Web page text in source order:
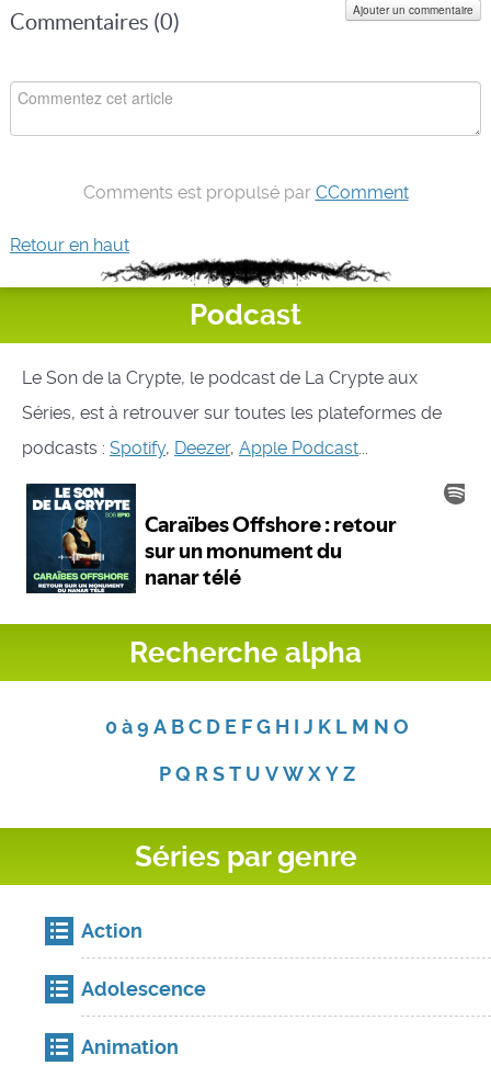
Commentaires (0)
Ajouter un commentaire
Comments est propulsé par CComment
Retour en haut
Podcast
Le Son de la Crypte, le podcast de La Crypte aux
Séries, est à retrouver sur toutes les plateformes de
podcasts : Spotify, Deezer, Apple Podcast...
Recherche alpha
0 à 9 A B C D E F G H I J K L M N O
P Q R S T U V W X Y Z
Séries par genre
Action
Adolescence
Animation